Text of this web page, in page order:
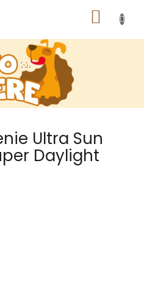
Ultra Sun
Daylight